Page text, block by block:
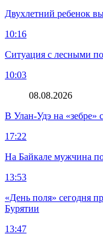
Двухлетний ребенок
10:16
Ситуация с лесными
10:03
08.08.2026
В Улан-Удэ на «зебре»
17:22
На Байкале мужчина
13:53
«День поля» сегодня
Бурятии
13:47